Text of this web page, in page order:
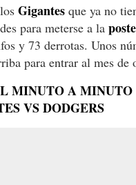
Gigantes que ya no
para meterse a la
y 73 derrotas. Unos
para entrar al mes de
MINUTO A MINUTO
VS DODGERS